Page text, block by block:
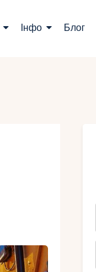
Інфо Блог